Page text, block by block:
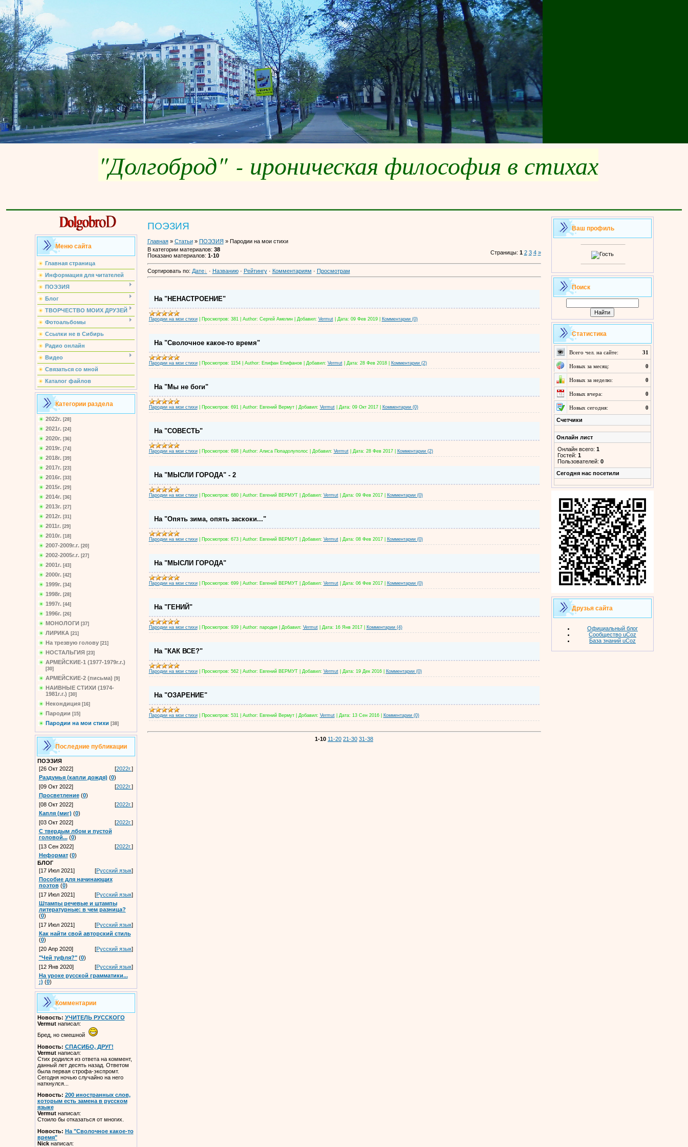
"Долгоброд" - ироническая философия в стихах
Меню сайта
Главная страница
Информация для читателей
ПОЭЗИЯ
Блог
ТВОРЧЕСТВО МОИХ ДРУЗЕЙ
Фотоальбомы
Ссылки не в Сибирь
Радио онлайн
Видео
Связаться со мной
Каталог файлов
Категории раздела
2022г. [28]
2021г. [24]
2020г. [36]
2019г. [74]
2018г. [39]
2017г. [23]
2016г. [33]
2015г. [29]
2014г. [36]
2013г. [27]
2012г. [31]
2011г. [29]
2010г. [18]
2007-2009г.г. [20]
2002-2005г.г. [27]
2001г. [43]
2000г. [42]
1999г. [34]
1998г. [28]
1997г. [44]
1996г. [26]
МОНОЛОГИ [37]
ЛИРИКА [21]
На трезвую голову [21]
НОСТАЛЬГИЯ [23]
АРМЕЙСКИЕ-1 (1977-1979г.г.)
[30]
АРМЕЙСКИЕ-2 (письма) [9]
НАИВНЫЕ СТИХИ (1974-
1981г.г.) [30]
Некондиция [16]
Пародии [15]
Пародии на мои стихи [38]
Последние публикации
ПОЭЗИЯ
[26 Окт 2022]
[2022г.]
Раздумья (капли дождя) (0)
[09 Окт 2022]
[2022г.]
Просветление (0)
[08 Окт 2022]
[2022г.]
Капля (миг) (0)
[03 Окт 2022]
[2022г.]
С твердым лбом и пустой
головой... (0)
[13 Сен 2022]
[2022г.]
Неформат (0)
БЛОГ
[17 Июл 2021]
[Русский язык]
Пособие для начинающих
поэтов (0)
[17 Июл 2021]
[Русский язык]
Штампы речевые и штампы
литературные: в чем разница?
(0)
[17 Июл 2021]
[Русский язык]
Как найти свой авторский стиль
(0)
[20 Апр 2020]
[Русский язык]
"Чей туфля?" (0)
[12 Янв 2020]
[Русский язык]
На уроке русской грамматики...
:) (0)
Комментарии
Новость: УЧИТЕЛЬ РУССКОГО
Vermutнаписал:
Бред, но смешной
Новость: СПАСИБО, ДРУГ!
Vermutнаписал:
Стих родился из ответа на коммент,
данный лет десять назад. Ответом
была первая строфа-экспромт.
Сегодня ночью случайно на него
наткнулся...
Новость: 200 иностранных слов,
которым есть замена в русском
языке
Vermutнаписал:
Стоило бы отказаться от многих.
Новость: На "Сволочное какое-то
время"
Nickнаписал:
ПОЭЗИЯ
Главная» Статьи» ПОЭЗИЯ » Пародии на мои стихи
В категории материалов: 38
Показано материалов: 1-10 Страницы: 1 2 3 4 »
Сортировать по: Дате · Названию· Рейтингу· Комментариям · Просмотрам
На "НЕНАСТРОЕНИЕ"
Пародии на мои стихи| Просмотров: 381 Author: Сергей Амелин| Добавил: Vermut| Дата: 09 Фев 2019 Комментарии (0)
На "Сволочное какое-то время"
Пародии на мои стихи| Просмотров: 1154| Author: Епифан Епифанов| Добавил: Vermut| Дата: 28 Фев 2018 Комментарии (2)
На "Мы не боги"
Пародии на мои стихи| Просмотров: 691 Author: Евгений Вермут| Добавил: Vermut| Дата: 09 Окт 2017 Комментарии (0)
На "СОВЕСТЬ"
Пародии на мои стихи| Просмотров: 698| Author: Алиса Попадолуполос Добавил: Vermut| Дата: 28 Фев 2017 Комментарии (2)
На "МЫСЛИ ГОРОДА" - 2
Пародии на мои стихи| Просмотров: 680| Author: Евгений ВЕРМУТ| Добавил: Vermut| Дата: 09 Фев 2017 Комментарии (0)
На "Опять зима, опять заскоки..."
Пародии на мои стихи| Просмотров: 673| Author: Евгений ВЕРМУТ| Добавил: Vermut| Дата: 08 Фев 2017 Комментарии (0)
На "МЫСЛИ ГОРОДА"
Пародии на мои стихи| Просмотров: 699| Author: Евгений ВЕРМУТ| Добавил: Vermut| Дата: 06 Фев 2017 Комментарии (0)
На "ГЕНИЙ"
Пародии на мои стихи| Просмотров: 939| Author: пародия| Добавил: Vermut| Дата: 16 Янв 2017 Комментарии (4)
На "КАК ВСЕ?"
Пародии на мои стихи| Просмотров: 562| Author: Евгений ВЕРМУТ| Добавил: Vermut| Дата: 19 Дек 2016 Комментарии (0)
На "ОЗАРЕНИЕ"
Пародии на мои стихи| Просмотров: 531 Author: Евгений Вермут| Добавил: Vermut| Дата: 13 Сен 2016 Комментарии (0)
1-10 11-20 21-30 31-38
Ваш профиль
Поиск
Статистика
Всего чел. на сайте: 31
Новых за месяц: 0
Новых за неделю: 0
Новых вчера: 0
Новых сегодня:
0
Счетчики
Онлайн лист
Онлайн всего: 1
Гостей: 1
Пользователей: 0
Cегодня нас посетили
Друзья сайта
Официальный блог
Сообщество uCoz
База знаний uCoz